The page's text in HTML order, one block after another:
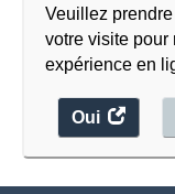
Veuillez
votre visite pour
expérience en
Oui
au